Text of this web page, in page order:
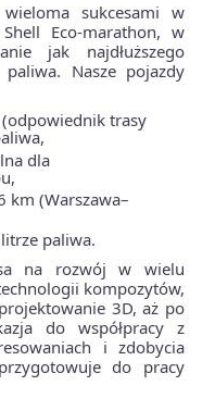
sukcesami w
Eco-marathon, w
jak najdłuższego
Nasze pojazdy
trasy
dla
km (Warszawa–
paliwa.
na rozwój w wielu
kompozytów,
3D, aż po
do współpracy z
i zdobycia
do pracy